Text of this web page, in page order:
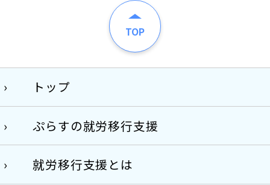
TOP
トップ
ぷらすの就労移行支援
就労移行支援とは